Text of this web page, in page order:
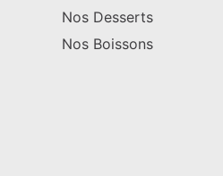
Nos Desserts
Nos Boissons